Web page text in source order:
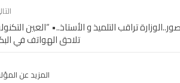
تراقب التلميذ و الأستاذ..• “العين
تلاحق الهواتف في
المزيد عن